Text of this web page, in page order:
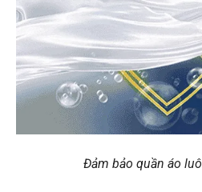
Đảm bảo quần áo